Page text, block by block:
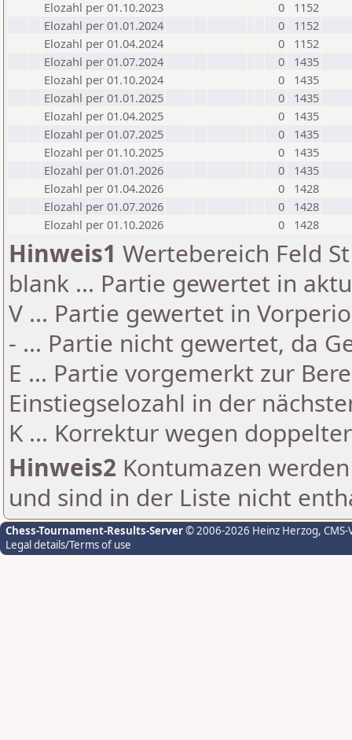
Elozahl per 01.10.2023
0
1152
Elozahl per 01.01.2024
0
1152
Elozahl per 01.04.2024
0
1152
Elozahl per 01.07.2024
0
1435
Elozahl per 01.10.2024
0
1435
Elozahl per 01.01.2025
0
1435
Elozahl per 01.04.2025
0
1435
Elozahl per 01.07.2025
0
1435
Elozahl per 01.10.2025
0
1435
Elozahl per 01.01.2026
0
1435
Elozahl per 01.04.2026
0
1428
Elozahl per 01.07.2026
0
1428
Elozahl per 01.10.2026
0 1428
Hinweis1 Wertebereich Feld
blank ... Partie gewertet in
V ... Partie gewertet in
- ... Partie nicht gewertet, da
E ... Partie vorgemerkt zur
Einstiegselozahl in der
K ... Korrektur wegen
Hinweis2 Kontumazen
und sind in der Liste nicht
Chess-Tournament-Results-Server© 2006-2026 Heinz Herzog,
Legal details/Terms of use